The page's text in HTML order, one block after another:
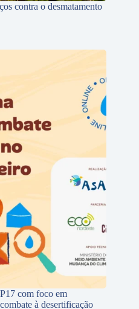
contra o desmatamento
com foco em
à desertificação